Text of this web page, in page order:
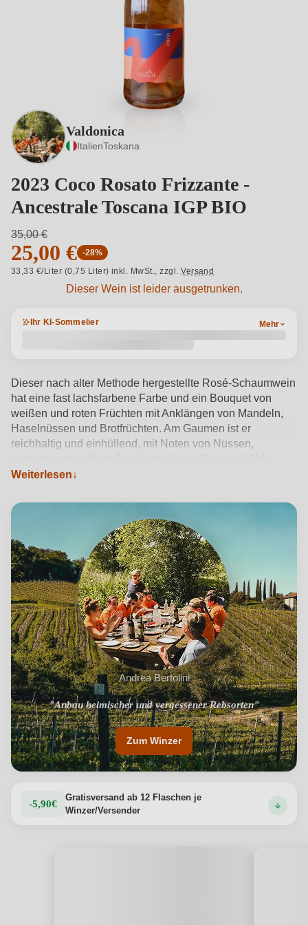
Valdonica
ItalienToskana
2023 Coco Rosato Frizzante -
Ancestrale Toscana IGP BIO
35,00 €
25,00 € -28%
33,33 €/Liter (0,75 Liter) inkl. MwSt.,zzgl.Versand
Dieser Wein ist leider ausgetrunken.
Ihr KI-Sommelier Mehr
Dieser nach alter Methode hergestellte Rosé-Schaumwein
hat eine fast lachsfarbene Farbe und ein Bouquet von
weißen und roten Früchten mit Anklängen von Mandeln,
Haselnüssen und Brotfrüchten. Am Gaumen ist er
reichhaltig und einhüllend, mit Noten von Nüssen,
Tannine und blumige Noten werden durch leichte Spuren
gehaltvoll, schließt er mit einem frischen und sehr
angenehmen Abgang, ideal für Aperitifs.
Produktdetails anzeigen →
Weiterlesen
Andrea Bertolini
"Anbau heimischer und vergessener Rebsorten"
Zum Winzer
-5,90€
Gratisversand ab 12 Flaschen je
Winzer/Versender